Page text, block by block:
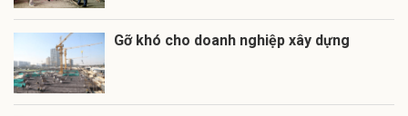
Gỡ khó cho doanh nghiệp xây dựng